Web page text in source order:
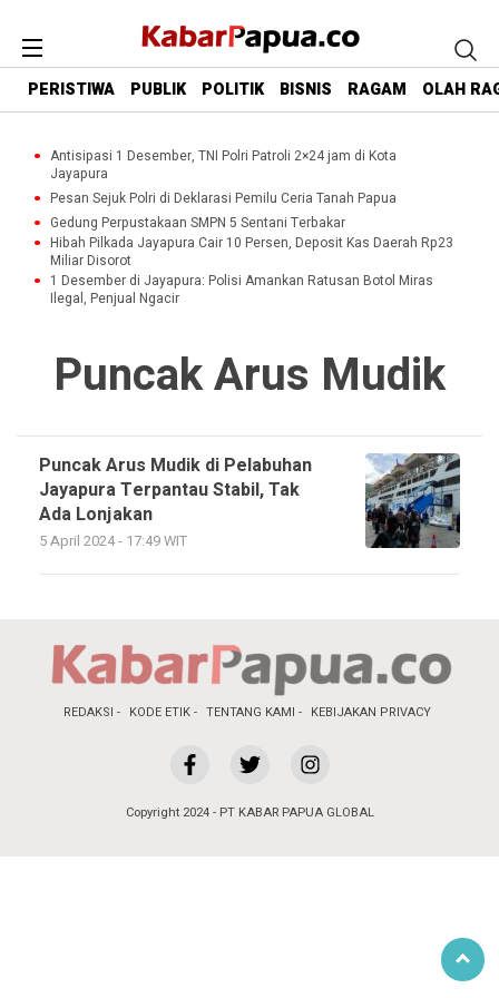
PERISTIWA PUBLIK POLITIK BISNIS RAGAM OLAH
Antisipasi 1 Desember, TNI Polri Patroli 2×24 jam di Kota
Jayapura
Pesan Sejuk Polri di Deklarasi Pemilu Ceria Tanah Papua
Gedung Perpustakaan SMPN 5 Sentani Terbakar
Hibah Pilkada Jayapura Cair 10 Persen, Deposit Kas Daerah Rp23
Miliar Disorot
1 Desember di Jayapura: Polisi Amankan Ratusan Botol Miras
Ilegal, Penjual Ngacir
Puncak Arus Mudik
Puncak Arus Mudik di Pelabuhan
Jayapura Terpantau Stabil, Tak
Ada Lonjakan
5 April 2024 - 17:49 WIT
REDAKSI KODE ETIK TENTANG KAMI KEBIJAKAN PRIVACY
Copyright 2024 - PT KABAR PAPUA GLOBAL